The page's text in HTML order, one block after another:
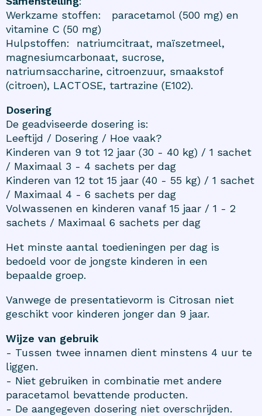
Werkzame stoffen: paracetamol (500 mg) en
vitamine C (50 mg)
Hulpstoffen: natriumcitraat, maïszetmeel,
magnesiumcarbonaat, sucrose,
natriumsaccharine, citroenzuur, smaakstof
(citroen), LACTOSE, tartrazine (E102).
Dosering
De geadviseerde dosering is:
Leeftijd / Dosering / Hoe vaak?
Kinderen van 9 tot 12 jaar (30 - 40 kg) / 1 sachet
/ Maximaal 3 - 4 sachets per dag
Kinderen van 12 tot 15 jaar (40 - 55 kg) / 1 sachet
/ Maximaal 4 - 6 sachets per dag
Volwassenen en kinderen vanaf 15 jaar / 1 - 2
sachets / Maximaal 6 sachets per dag
Het minste aantal toedieningen per dag is
bedoeld voor de jongste kinderen in een
bepaalde groep.
Vanwege de presentatievorm is Citrosan niet
geschikt voor kinderen jonger dan 9 jaar.
Wijze van gebruik
- Tussen twee innamen dient minstens 4 uur te
liggen.
- Niet gebruiken in combinatie met andere
paracetamol bevattende producten.
- De aangegeven dosering niet overschrijden.